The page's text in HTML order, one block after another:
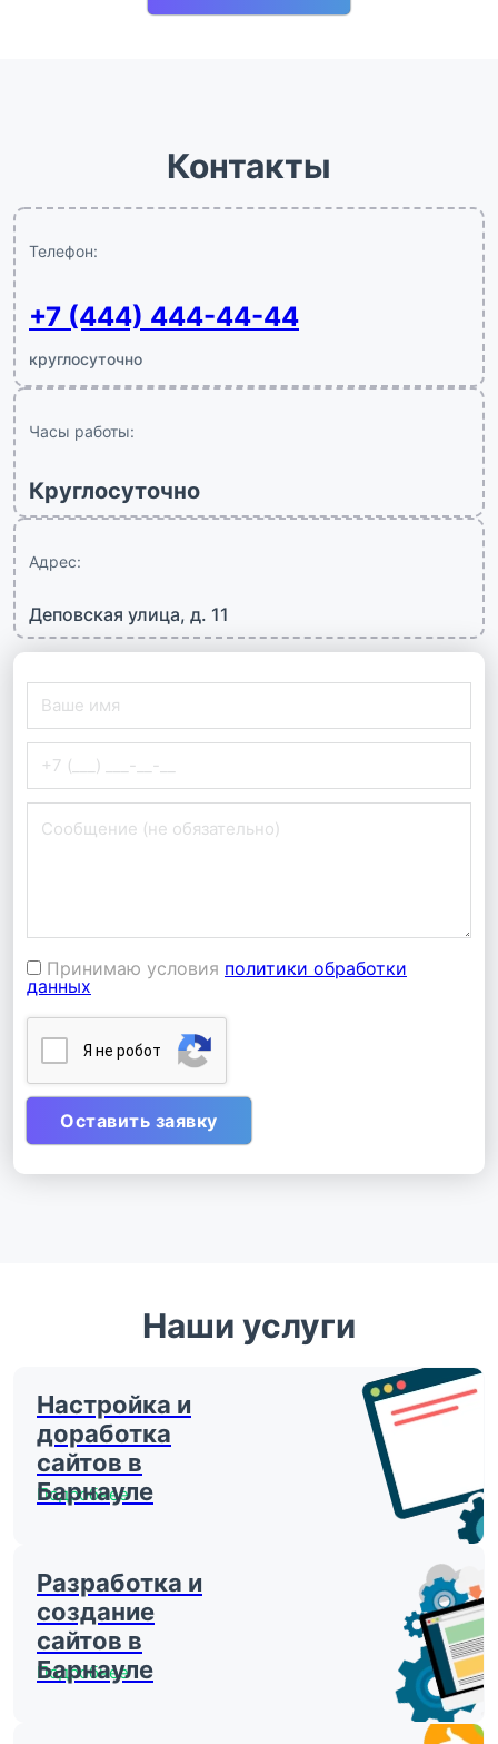
Контакты
Телефон:
+7 (444) 444-44-44
круглосуточно
Часы работы:
Круглосуточно
Адрес:
Деповская улица, д. 11
Принимаю условия политики обработки
данных
Я нe poбoт
Наши услуги
Настройка и
доработка
сайтов в
Барнауле
Подробнее
Разработка и
создание
сайтов в
Барнауле
Подробнее